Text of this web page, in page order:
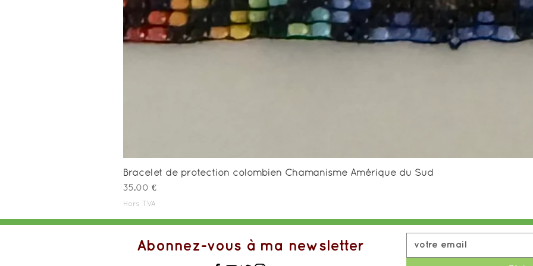
Aperçu rapide
Bracelet de protection colombien Chamanisme Amérique du Sud
Prix
35,00 €
Hors TVA
Abonnez-vous à ma newsletter